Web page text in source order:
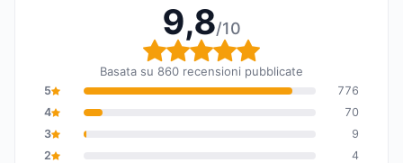
9,8/10
Valutazione globale:
Basata su 860 recensioni pubblicate
5
776
4
70
3
9
2
4